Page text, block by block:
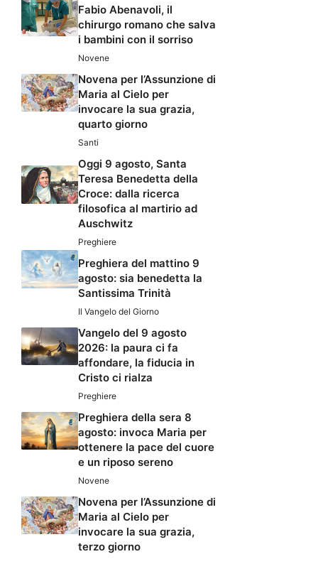
Fabio Abenavoli, il
chirurgo romano che salva
i bambini con il sorriso
Novene
Novena per l’Assunzione di
Maria al Cielo per
invocare la sua grazia,
quarto giorno
Santi
Oggi 9 agosto, Santa
Teresa Benedetta della
Croce: dalla ricerca
filosofica al martirio ad
Auschwitz
Preghiere
Preghiera del mattino 9
agosto: sia benedetta la
Santissima Trinità
Il Vangelo del Giorno
Vangelo del 9 agosto
2026: la paura ci fa
affondare, la fiducia in
Cristo ci rialza
Preghiere
Preghiera della sera 8
agosto: invoca Maria per
ottenere la pace del cuore
e un riposo sereno
Novene
Novena per l’Assunzione di
Maria al Cielo per
invocare la sua grazia,
terzo giorno